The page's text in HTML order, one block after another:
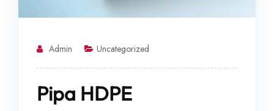
Admin Uncategorized
Pipa HDPE